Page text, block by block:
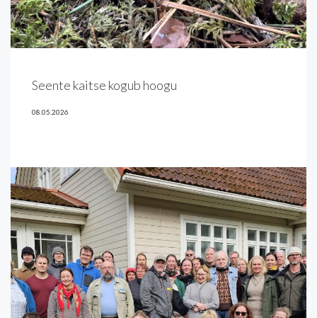
Seente kaitse kogub hoogu
08.05.2026